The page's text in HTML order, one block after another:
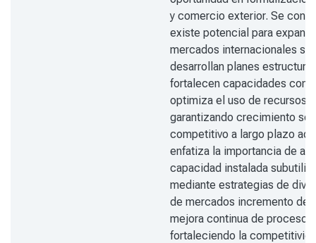
y comercio exterior. Se
existe potencial para
mercados internacionales si
desarrollan planes
fortalecen capacidades
optimiza el uso de recursos
garantizando crecimiento
competitivo a largo plazo
enfatiza la importancia de
capacidad instalada
mediante estrategias de
de mercados incremento de
mejora continua de procesos
fortaleciendo la